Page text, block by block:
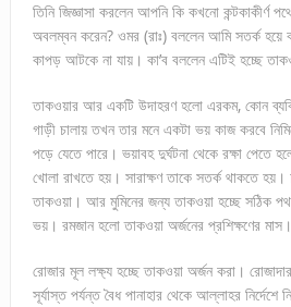
তিনি জিজ্ঞাসা করলেন আপনি কি কখনো কন্টকাকীর্ণ
অবলম্বন করেন? ওমর (রাঃ) বললেন আমি সতর্ক হয়ে
কাপড় আটকে না যায়। কা’ব বললেন এটিই হচ্ছে
তাকওয়ার আর একটি উদাহরণ হলো এরকম, কোন
গাড়ী চালায় তখন তার মনে একটা ভয় কাজ করবে
পড়ে যেতে পারে। ভয়াবহ দুর্ঘটনা থেকে রক্ষা পেতে
খোলা রাখতে হয়। সারাক্ষণ তাকে সতর্ক থাকতে
তাকওয়া। আর মুমিনের জন্য তাকওয়া হচ্ছে সঠিক পথ
ভয়। রমজান হলো তাকওয়া অর্জনের প্রশিক্ষণের মাস।
রোজার মূল লক্ষ্য হচ্ছে তাকওয়া অর্জন করা।
সূর্যাস্ত পর্যন্ত বৈধ পানাহার থেকে আল্লাহর নির্দেশে